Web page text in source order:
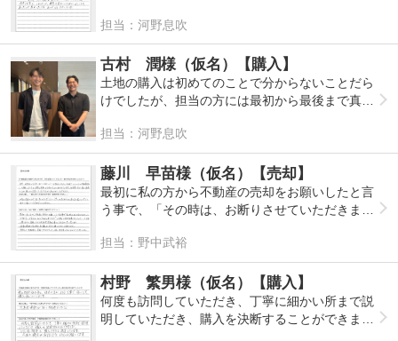
ましたが、建売を見たことで分かったこともあっ
たので良かったです。ありがとうございました。
担当：河野息吹
古村 潤様（仮名）【購入】
土地の購入は初めてのことで分からないことだら
けでしたが、担当の方には最初から最後まで真摯
とができました。
別の土地で契約直前まで進んだのに、諸事情でキ
ャンセルになり大変ご迷惑をおかけしたと思いま
すが、最後までお付き合いいただき大変感謝して
おります。
いうのが最初の印象でしたが、今では次に不動産
のことで困った時があったらまず最初に相談した
いと思える会社です。
この度は本当にお世話になりました。心から感謝
しております。これからも地域に根ざした不動産
担当：河野息吹
藤川 早苗様（仮名）【売却】
最初に私の方から不動産の売却をお願いしたと言
う事で、「その時は、お断りさせていただきまし
地域を担当する事になったので…」とお話を聞き
ました。連絡をもらえなければ、売却することは
できなかったと思います。
何度も現地と私の所に足を運んでくださり、熱心
さが伝わりました。
担当：野中武裕
村野 繁男様（仮名）【購入】
何度も訪問していただき、丁寧に細かい所まで説
明していただき、購入を決断することができまし